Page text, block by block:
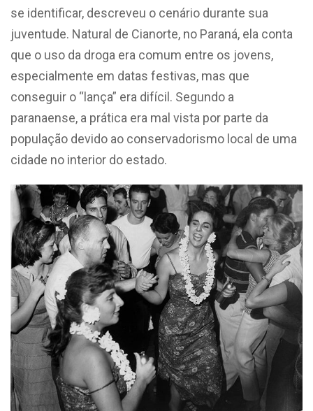
se identificar, descreveu o cenário durante sua
juventude. Natural de Cianorte, no Paraná, ela conta
que o uso da droga era comum entre os jovens,
especialmente em datas festivas, mas que
conseguir o “lança” era difícil. Segundo a
paranaense, a prática era mal vista por parte da
população devido ao conservadorismo local de uma
cidade no interior do estado.